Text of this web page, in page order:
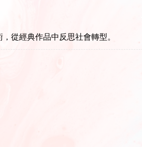
從經典作品中反思社會轉型。